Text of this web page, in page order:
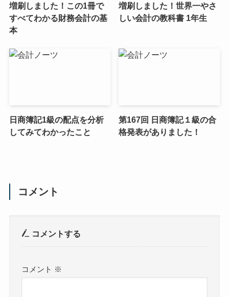
増刷しました！この1冊で
すべてわかる財務会計の基
本
増刷しました！世界一やさ
しい会計の教科書 1年生
日商簿記1級の配点を分析
してみてわかったこと
第167回 日商簿記１級の合
格発表がありました！
コメント
コメントする
コメント ※